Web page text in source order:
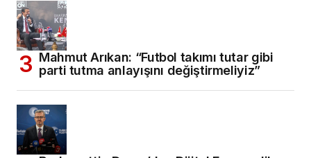
Mahmut Arıkan: “Futbol takımı tutar gibi
parti tutma anlayışını değiştirmeliyiz”